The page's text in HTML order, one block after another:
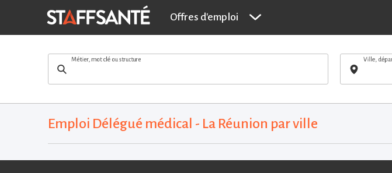
Offres d'emploi
Métier, mot clé ou structure Ville,
Emploi Délégué médical - La Réunion par ville